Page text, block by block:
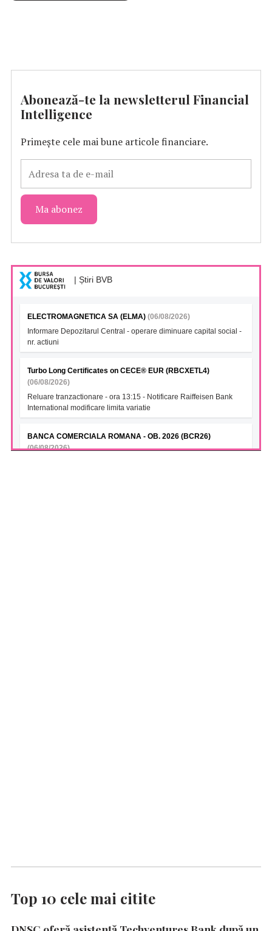
Abonează-te la newsletterul Financial
Intelligence
Primește cele mai bune articole financiare.
| Știri BVB
ELECTROMAGNETICA SA (ELMA) (06/08/2026)
Informare Depozitarul Central - operare diminuare capital social -
nr. actiuni
Turbo Long Certificates on CECE® EUR (RBCXETL4)
(06/08/2026)
Reluare tranzactionare - ora 13:15 - Notificare Raiffeisen Bank
International modificare limita variatie
BANCA COMERCIALA ROMANA - OB. 2026 (BCR26)
(06/08/2026)
Top 10 cele mai citite